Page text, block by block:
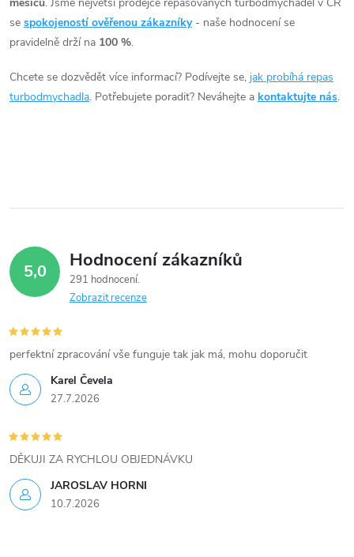
á
a
v
k
v
ý
p
i
s
u
měsíců. Jsme největší prodejce repasovaných turbodmychadel v ČR
se spokojeností ověřenou zákazníky - naše hodnocení se
pravidelně drží na 100 %.
Chcete se dozvědět více informací? Podívejte se, jak probíhá repas
turbodmychadla. Potřebujete poradit? Neváhejte a kontaktujte nás.
5,0 Hodnocení zákazníků
291 hodnocení
Zobrazit recenze
Karel Čevela
27.7.2026
perfektní zpracování vše funguje tak jak má, mohu doporučit
JAROSLAV HORNI
10.7.2026
DĚKUJI ZA RYCHLOU OBJEDNÁVKU